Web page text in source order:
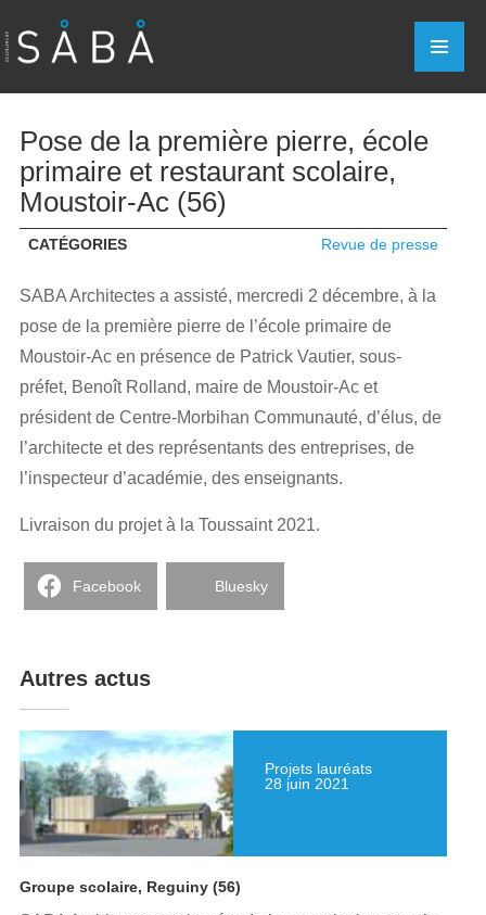
Pose de la première pierre, école
primaire et restaurant scolaire,
Moustoir-Ac (56)
CATÉGORIES Revue de presse
SABA Architectes a assisté, mercredi 2 décembre, à la
pose de la première pierre de l’école primaire de
Moustoir-Ac en présence de Patrick Vautier, sous-
préfet, Benoît Rolland, maire de Moustoir-Ac et
président de Centre-Morbihan Communauté, d’élus, de
l’architecte et des représentants des entreprises, de
l’inspecteur d’académie, des enseignants.
Livraison du projet à la Toussaint 2021.
Facebook Bluesky
Autres actus
Projets lauréats
28 juin 2021
Groupe scolaire, Reguiny (56)